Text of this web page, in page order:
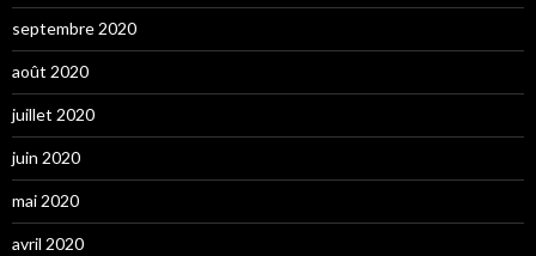
septembre 2020
août 2020
juillet 2020
juin 2020
mai 2020
avril 2020